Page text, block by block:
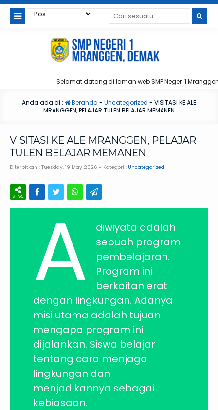
Selamat datang di laman web SMP Negeri 1 Mranggen
Anda ada di : Beranda - Uncategorized - VISITASI KE ALE
MRANGGEN, PELAJAR TULEN BELAJAR MEMANEN
VISITASI KE ALE MRANGGEN, PELAJAR
TULEN BELAJAR MEMANEN
Diterbitkan : Tuesday, 19 May 2026 - Kategori : Uncategorized
A
diwiyata adalah
sebuah program
pembelajaran.
Program ini
berkaitan erat
dengan lingkungan. Adanya
misi utama adalah tujuan
mengapa program ini
dijalankan. Siswa belajar
tentang cara menjaga
lingkungan dan
menjadikannya sebagai
kebiasaan.